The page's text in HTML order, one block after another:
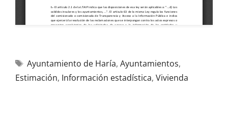
Ayuntamiento de Haría, Ayuntamientos,
Estimación, Información estadística, Vivienda